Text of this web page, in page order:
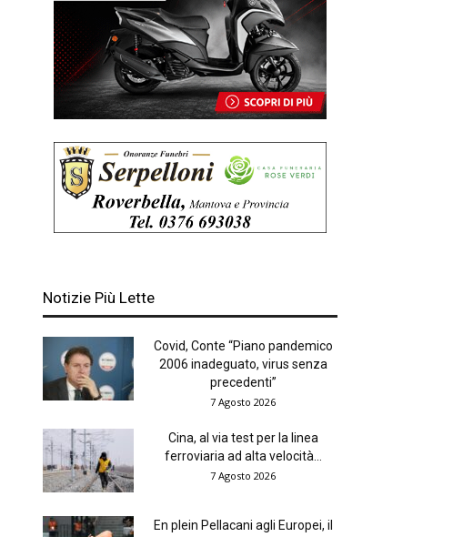
Notizie Più Lette
Covid, Conte “Piano pandemico
2006 inadeguato, virus senza
precedenti”
7 Agosto 2026
Cina, al via test per la linea
ferroviaria ad alta velocità...
7 Agosto 2026
En plein Pellacani agli Europei, il